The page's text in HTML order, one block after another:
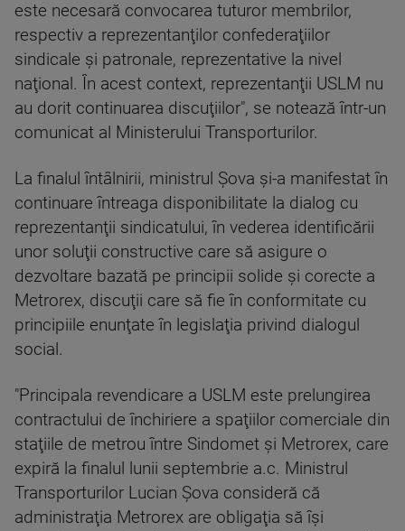
este necesară convocarea tuturor membrilor,
respectiv a reprezentanţilor confederaţiilor
sindicale şi patronale, reprezentative la nivel
naţional. În acest context, reprezentanţii USLM nu
au dorit continuarea discuţiilor", se notează într-un
comunicat al Ministerului Transporturilor.
La finalul întâlnirii, ministrul Şova şi-a manifestat în
continuare întreaga disponibilitate la dialog cu
reprezentanţii sindicatului, în vederea identificării
unor soluţii constructive care să asigure o
dezvoltare bazată pe principii solide şi corecte a
Metrorex, discuţii care să fie în conformitate cu
principiile enunţate în legislaţia privind dialogul
social.
"Principala revendicare a USLM este prelungirea
contractului de închiriere a spaţiilor comerciale din
staţiile de metrou între Sindomet şi Metrorex, care
expiră la finalul lunii septembrie a.c. Ministrul
Transporturilor Lucian Şova consideră că
administraţia Metrorex are obligaţia să îşi